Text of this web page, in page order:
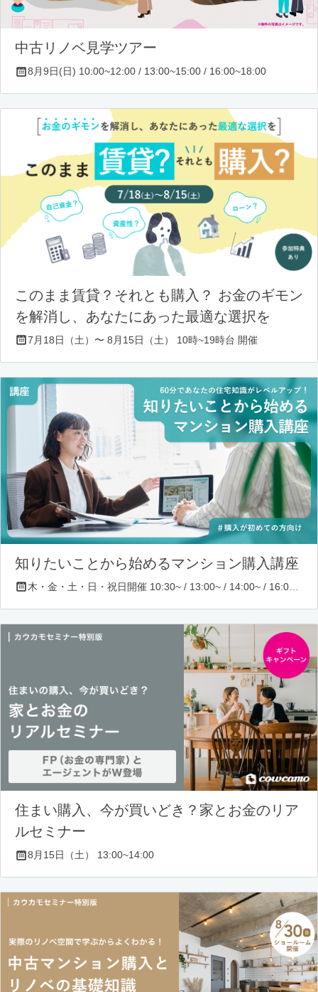
中古リノベ見学ツアー
8月9日(日) 10:00~12:00 / 13:00~15:00 / 16:00~18:00
このまま賃貸？それとも購入？ お金のギモン
を解消し、あなたにあった最適な選択を
7月18日（土）〜 8月15日（土） 10時~19時台 開催
知りたいことから始めるマンション購入講座
住まい購入、今が買いどき？家とお金のリア
ルセミナー
8月15日（土） 13:00~14:00